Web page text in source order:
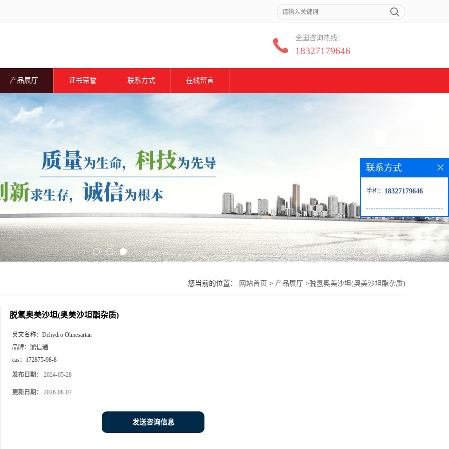
全国咨询热线：
18327179646
产品展厅 证书荣誉 联系方式 在线留言
您当前的位置： 网站首页 > 产品展厅 >脱氢奥美沙坦(奥美沙坦酯杂质)
脱氢奥美沙坦(奥美沙坦酯杂质)
英文名称： Dehydro Olmesartan
品牌： 鼎信通
cas： 172875-98-8
发布日期： 2024-05-28
更新日期： 2026-08-07
发送咨询信息
联系方式
手机： 18327179646